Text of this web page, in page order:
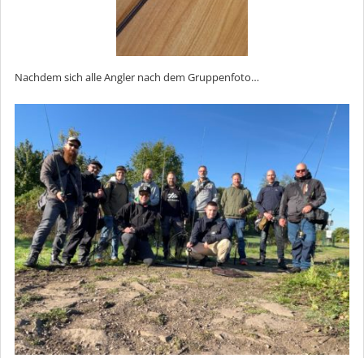
Nachdem sich alle Angler nach dem Gruppenfoto…